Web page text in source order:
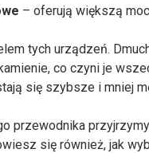
– oferują większą
tych urządzeń.
co czyni je
się szybsze i mniej
przewodnika
się również, jak